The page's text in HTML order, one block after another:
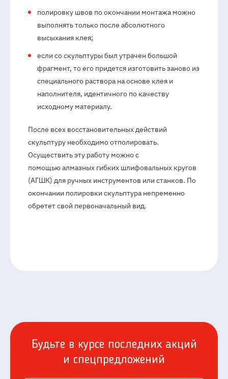
полировку швов по окончании монтажа можно
выполнять только после абсолютного
высыхания клея;
если со скульптуры был утрачен большой
фрагмент, то его придется изготовить заново из
специального раствора на основе клея и
наполнителя, идентичного по качеству
исходному материалу.
После всех восстановительных действий
скульптуру необходимо отполировать.
Осуществить эту работу можно с
помощью алмазных гибких шлифовальных кругов
(АГШК) для ручных инструментов или станков. По
окончании полировки скульптура непременно
обретет свой первоначальный вид.
Будьте в курсе последних акций
и спецпредложений